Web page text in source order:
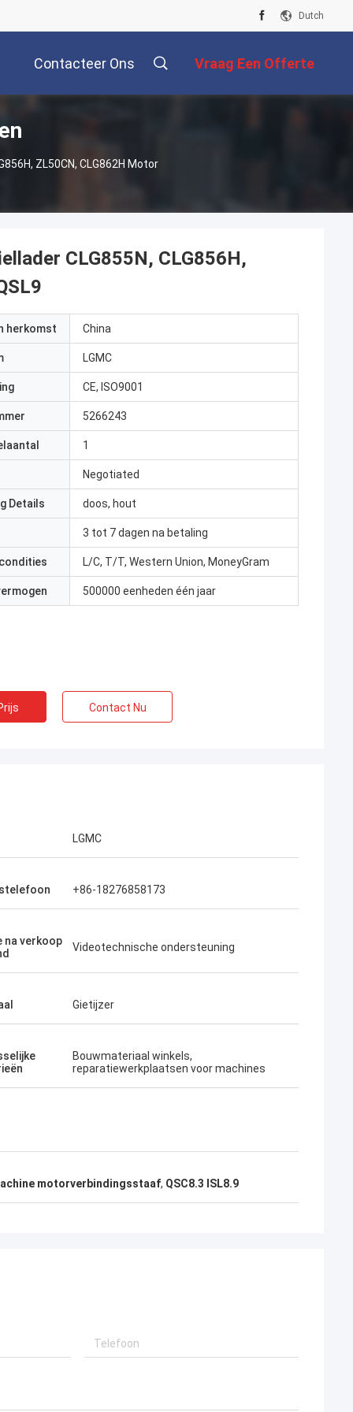
Dutch
Contacteer Ons Vraag Een Offerte
ZL50CN, CLG862H Motor
CLG855N, CLG856H,
herkomst China
LGMC
CE, ISO9001
5266243
1
Negotiated
Details doos, hout
3 tot 7 dagen na betaling
L/C, T/T, Western Union, MoneyGram
500000 eenheden één jaar
Contact Nu
LGMC
+86-18276858173
na verkoop
Videotechnische ondersteuning
Gietijzer
Bouwmateriaal winkels,
reparatiewerkplaatsen voor machines
motorverbindingsstaaf, QSC8.3 ISL8.9